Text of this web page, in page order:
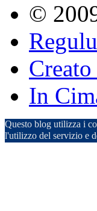
©
In
Questo blog utilizza i
l'utilizzo del servizio e